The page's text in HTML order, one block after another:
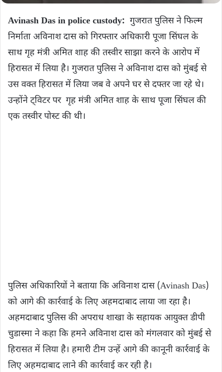
Avinash Das in police custody: गुजरात पुलिस ने फिल्म
निर्माता अविनाश दास को गिरफ्तार अधिकारी पूजा सिंघल के
साथ गृह मंत्री अमित शाह की तस्वीर साझा करने के आरोप में
हिरासत में लिया है। गुजरात पुलिस ने अविनाश दास को मुंबई से
उस वक्त हिरासत में लिया जब वे अपने घर से दफ्तर जा रहे थे।
उन्होंने ट्विटर पर गृह मंत्री अमित शाह के साथ पूजा सिंघल की
एक तस्वीर पोस्ट की थी।
पुलिस अधिकारियों ने बताया कि अविनाश दास (Avinash Das)
को आगे की कार्रवाई के लिए अहमदाबाद लाया जा रहा है।
अहमदाबाद पुलिस की अपराध शाखा के सहायक आयुक्त डीपी
चुडास्मा ने कहा कि हमने अविनाश दास को मंगलवार को मुंबई से
हिरासत में लिया है। हमारी टीम उन्हें आगे की कानूनी कार्रवाई के
लिए अहमदाबाद लाने की कार्रवाई कर रही है।